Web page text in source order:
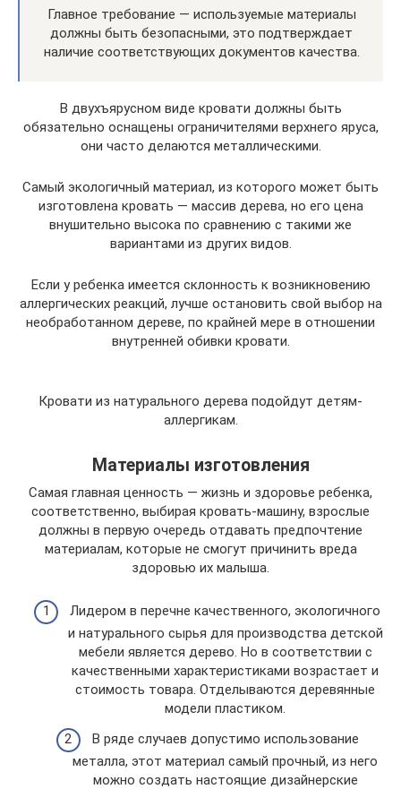
Главное требование — используемые материалы
должны быть безопасными, это подтверждает
наличие соответствующих документов качества.
В двухъярусном виде кровати должны быть
обязательно оснащены ограничителями верхнего яруса,
они часто делаются металлическими.
Самый экологичный материал, из которого может быть
изготовлена кровать — массив дерева, но его цена
внушительно высока по сравнению с такими же
вариантами из других видов.
Если у ребенка имеется склонность к возникновению
аллергических реакций, лучше остановить свой выбор на
необработанном дереве, по крайней мере в отношении
внутренней обивки кровати.
Кровати из натурального дерева подойдут детям-
аллергикам.
Материалы изготовления
Самая главная ценность — жизнь и здоровье ребенка,
соответственно, выбирая кровать-машину, взрослые
должны в первую очередь отдавать предпочтение
материалам, которые не смогут причинить вреда
здоровью их малыша.
Лидером в перечне качественного, экологичного
и натурального сырья для производства детской
мебели является дерево. Но в соответствии с
качественными характеристиками возрастает и
стоимость товара. Отделываются деревянные
модели пластиком.
В ряде случаев допустимо использование
металла, этот материал самый прочный, из него
можно создать настоящие дизайнерские